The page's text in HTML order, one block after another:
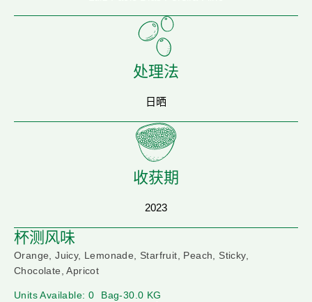
处理法
日晒
收获期
2023
杯测风味
Orange, Juicy, Lemonade, Starfruit, Peach, Sticky,
Chocolate, Apricot
Units Available: 0 Bag-30.0 KG